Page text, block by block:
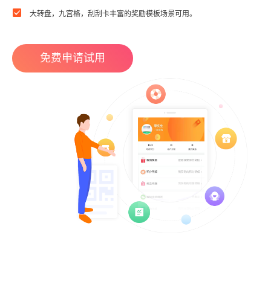
大转盘，九宫格，刮刮卡丰富的奖励模板场景可用。
免费申请试用